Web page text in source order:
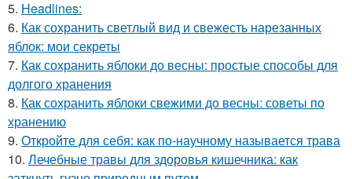
5. Headlines:
6. Как сохранить светлый вид и свежесть нарезанных
яблок: мои секреты
7. Как сохранить яблоки до весны: простые способы для
долгого хранения
8. Как сохранить яблоки свежими до весны: советы по
хранению
9. Откройте для себя: как по-научному называется трава
10. Лечебные травы для здоровья кишечника: как